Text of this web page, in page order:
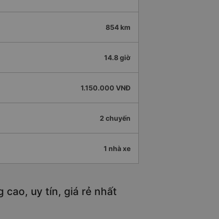
854 km
14.8 giờ
1.150.000 VNĐ
2 chuyến
1 nhà xe
cao, uy tín, giá rẻ nhất